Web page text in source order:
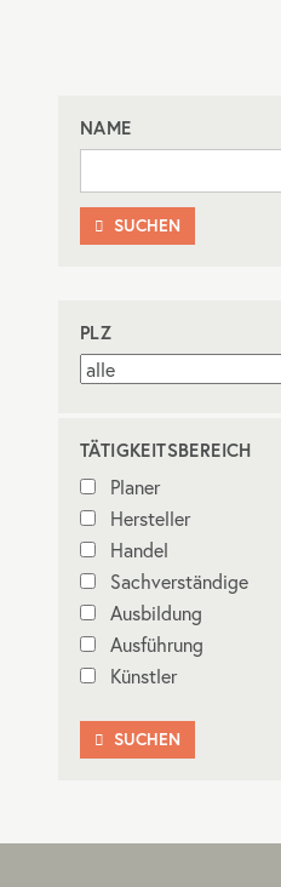
NAME
 SUCHEN
PLZ
TÄTIGKEITSBEREICH
Planer
Hersteller
Handel
Sachverständige
Ausbildung
Ausführung
Künstler
 SUCHEN